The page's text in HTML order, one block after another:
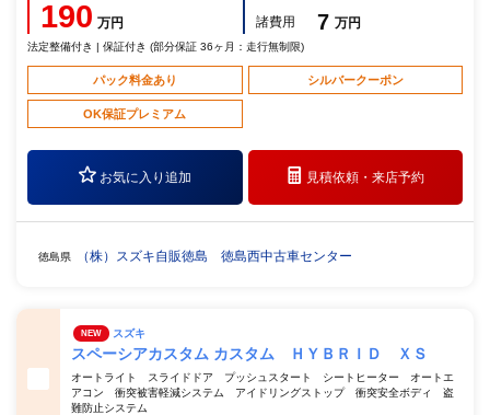
190 万円
諸費用
7 万円
法定整備付き | 保証付き (部分保証 36ヶ月：走行無制限)
パック料金あり シルバークーポン
OK保証プレミアム
お気に入り追加 見積依頼・来店予約
徳島県 （株）スズキ自販徳島 徳島西中古車センター
NEW スズキ
スペーシアカスタム カスタム ＨＹＢＲＩＤ ＸＳ
オートライト スライドドア プッシュスタート シートヒーター オートエ
アコン 衝突被害軽減システム アイドリングストップ 衝突安全ボディ 盗
難防止システム